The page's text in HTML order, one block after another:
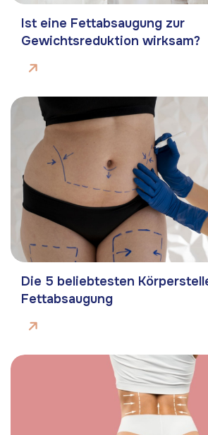
Ist eine Fettabsaugung zur
Gewichtsreduktion wirksam?
Die 5 beliebtesten
Fettabsaugung